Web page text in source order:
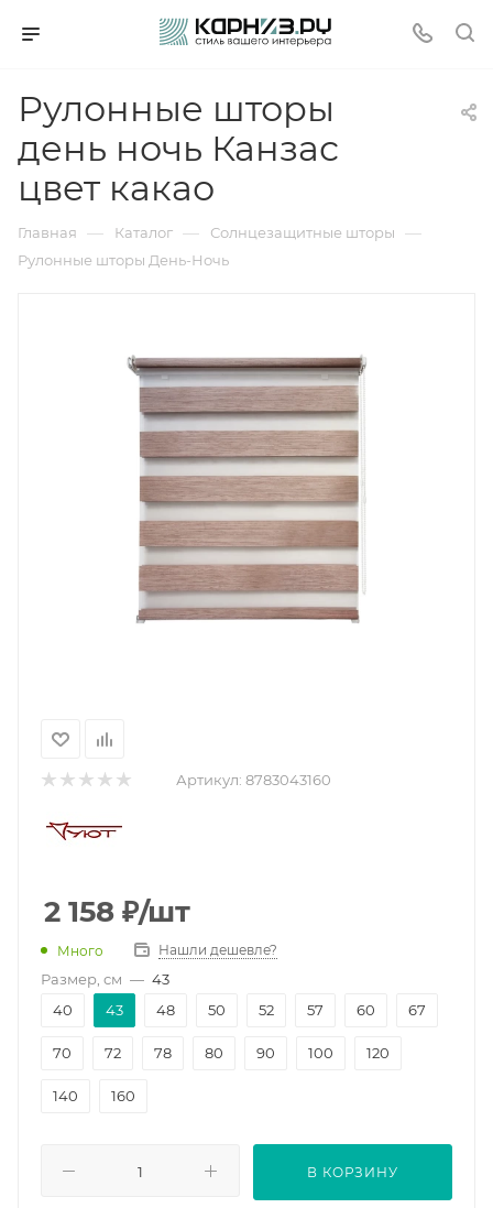
Рулонные шторы
день ночь Канзас
цвет какао
Главная — Каталог — Солнцезащитные шторы —
Рулонные шторы День-Ночь
Артикул: 8783043160
2 158 ₽/шт
Много Нашли дешевле?
Размер, см — 43
40
43 48 50 52 57 60 67
70 72 78 80 90 100 120
140 160
В КОРЗИНУ